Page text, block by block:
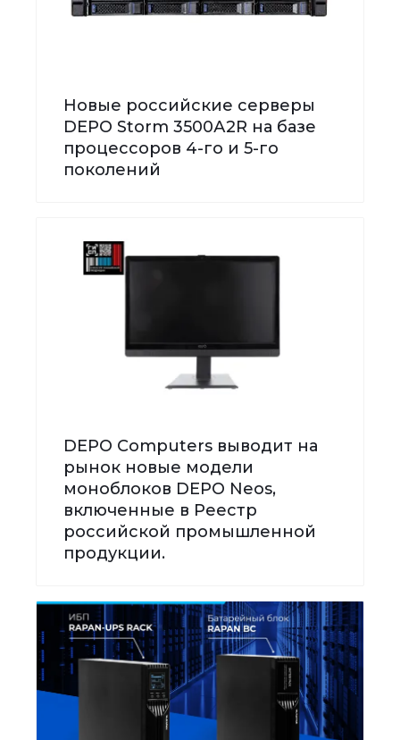
Новые российские серверы
DEPO Storm 3500А2R на базе
процессоров 4-го и 5-го
поколений
DEPO Computers выводит на
рынок новые модели
моноблоков DEPO Neos,
включенные в Реестр
российской промышленной
продукции.